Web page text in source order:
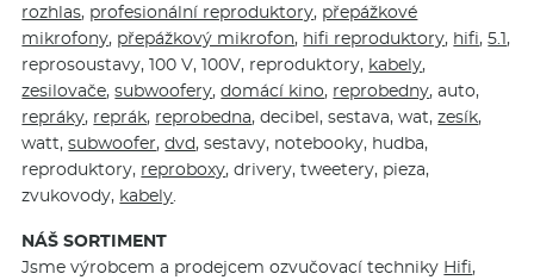
rozhlas, profesionální reproduktory, přepážkové
mikrofony, přepážkový mikrofon, hifi reproduktory, hifi,5.1,
reprosoustavy, 100 V, 100V, reproduktory, kabely,
zesilovače,subwoofery,domácí kino, reprobedny, auto,
repráky, reprák, reprobedna, decibel, sestava, wat,zesík,
watt,subwoofer,dvd, sestavy, notebooky, hudba,
reproduktory, reproboxy, drivery, tweetery, pieza,
zvukovody, kabely.
NÁŠ SORTIMENT
Jsme výrobcem a prodejcem ozvučovací techniky Hifi,